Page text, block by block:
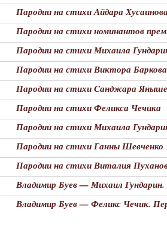
Пародии на стихи Айдара Хусаинова
Пародии на стихи номинантов
Пародии на стихи Михаила
Пародии на стихи Виктора Баркова
Пародии на стихи Санджара
Пародии на стихи Феликса Чечика
Пародии на стихи Михаила
Пародии на стихи Ганны Шевченко
Пародии на стихи Виталия
Владимир Буев — Михаил Гундарин.
Владимир Буев — Феликс Чечик.